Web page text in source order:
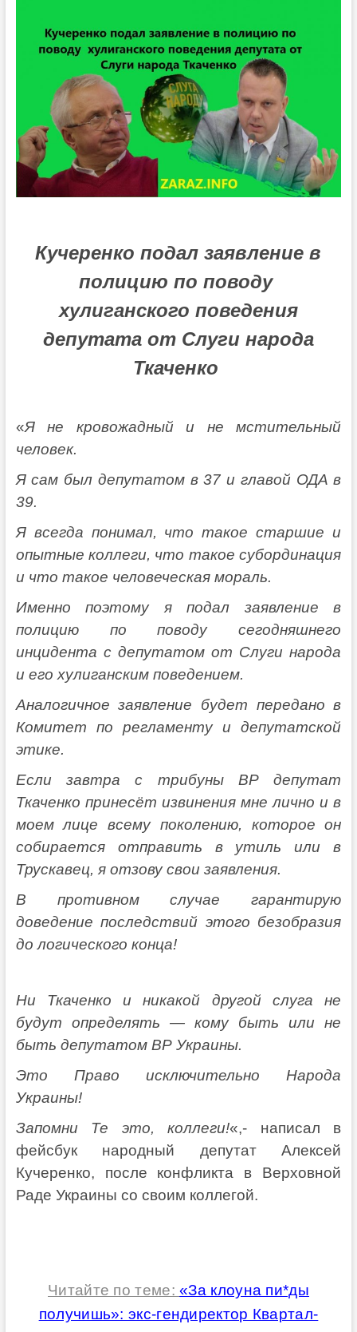
Кучеренко подал заявление в
полицию по поводу
хулиганского поведения
депутата от Слуги народа
Ткаченко
«Я не кровожадный и не мстительный
человек.
Я сам был депутатом в 37 и главой ОДА в
39.
Я всегда понимал, что такое старшие и
опытные коллеги, что такое субординация
и что такое человеческая мораль.
Именно поэтому я подал заявление в
полицию по поводу сегодняшнего
инцидента с депутатом от Слуги народа
и его хулиганским поведением.
Аналогичное заявление будет передано в
Комитет по регламенту и депутатской
этике.
Если завтра с трибуны ВР депутат
Ткаченко принесёт извинения мне лично и в
моем лице всему поколению, которое он
собирается отправить в утиль или в
Трускавец, я отзову свои заявления.
В противном случае гарантирую
доведение последствий этого безобразия
до логического конца!
Ни Ткаченко и никакой другой слуга не
будут определять — кому быть или не
быть депутатом ВР Украины.
Это Право исключительно Народа
Украины!
Запомни Те это, коллеги!«,- написал в
фейсбук народный депутат Алексей
Кучеренко, после конфликта в Верховной
Раде Украины со своим коллегой.
Читайте по теме:«За клоуна пи*ды
получишь»: экс-гендиректор Квартал-